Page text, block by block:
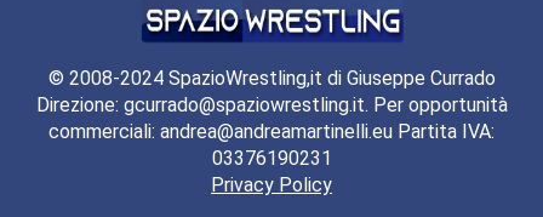
© 2008-2024 SpazioWrestling,it di Giuseppe Currado
Direzione: gcurrado@spaziowrestling.it. Per opportunità
commerciali: andrea@andreamartinelli.eu Partita IVA:
03376190231
Privacy Policy